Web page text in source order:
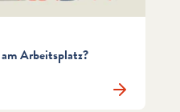
Arbeitsplatz?